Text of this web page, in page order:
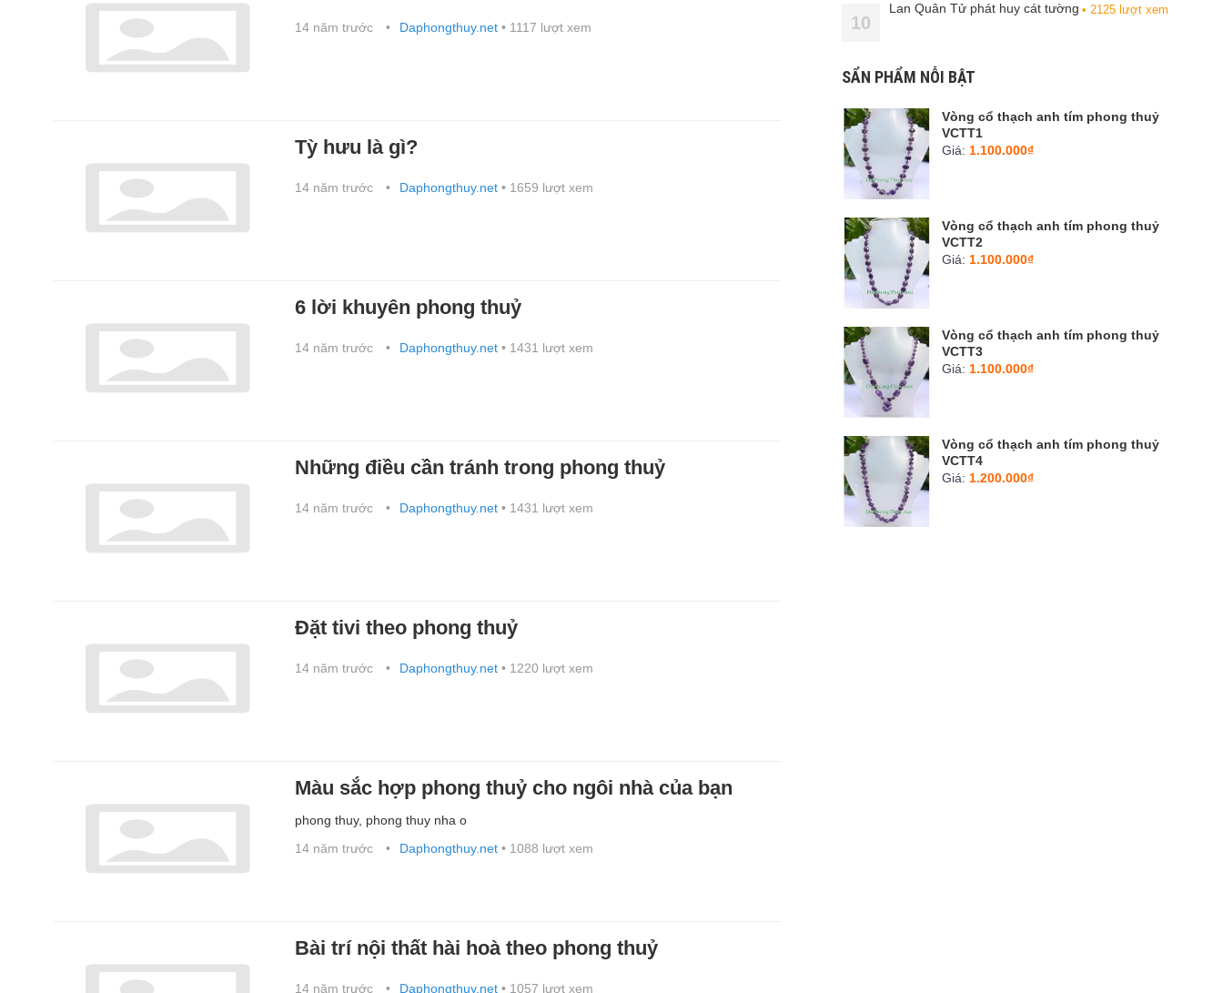
14 năm trước Daphongthuy.net • 1117 lượt xem
Tỳ hưu là gì?
14 năm trước Daphongthuy.net • 1659 lượt xem
6 lời khuyên phong thuỷ
14 năm trước Daphongthuy.net • 1431 lượt xem
Những điều cần tránh trong phong thuỷ
14 năm trước Daphongthuy.net • 1431 lượt xem
Đặt tivi theo phong thuỷ
14 năm trước Daphongthuy.net • 1220 lượt xem
Màu sắc hợp phong thuỷ cho ngôi nhà của bạn
phong thuy, phong thuy nha o
14 năm trước
Daphongthuy.net • 1088 lượt xem
Bài trí nội thất hài hoà theo phong thuỷ
14 năm trước Daphongthuy.net • 1057 lượt xem
10
Lan Quân Tử phát huy cát tường • 2125 lượt xem
SẨN PHẨM NỖI BẬT
Vòng cổ thạch anh tím phong thuỷ
VCTT1
Giá: 1.100.000₫
Vòng cổ thạch anh tím phong thuỷ
VCTT2
Giá: 1.100.000₫
Vòng cổ thạch anh tím phong thuỷ
VCTT3
Giá: 1.100.000₫
Vòng cổ thạch anh tím phong thuỷ
VCTT4
Giá: 1.200.000₫